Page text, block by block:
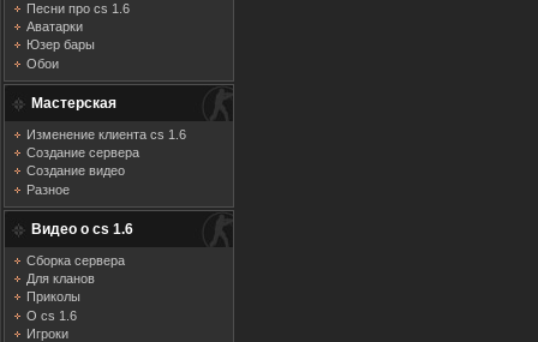
Песни про cs 1.6
Аватарки
Юзер бары
Обои
Мастерская
Изменение клиента cs 1.6
Создание сервера
Создание видео
Разное
Видео о cs 1.6
Сборка сервера
Для кланов
Приколы
О cs 1.6
Игроки